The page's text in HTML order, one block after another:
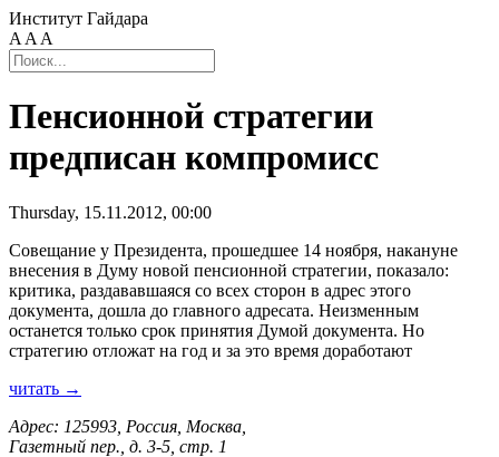
Институт Гайдара
A A A
Пенсионной стратегии
предписан компромисс
Thursday, 15.11.2012, 00:00
Совещание у Президента, прошедшее 14 ноября, накануне
внесения в Думу новой пенсионной стратегии, показало:
критика, раздававшаяся со всех сторон в адрес этого
документа, дошла до главного адресата. Неизменным
останется только срок принятия Думой документа. Но
стратегию отложат на год и за это время доработают
читать →
Адрес: 125993, Россия, Москва,
Газетный пер., д. 3-5, стр. 1